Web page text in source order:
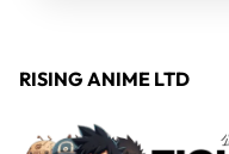
RISING ANIME LTD